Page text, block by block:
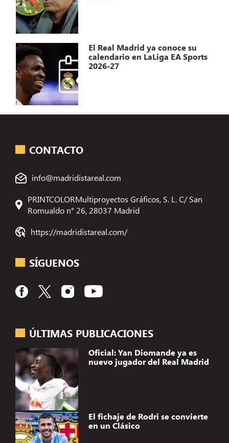
El Real Madrid ya conoce su
calendario en LaLiga EA Sports
2026-27
ÚLTIMAS PUBLICACIONES
Oficial: Yan Diomande ya es
nuevo jugador del Real Madrid
El fichaje de Rodri se convierte
en un Clásico
CONTACTO
info@madridistareal.com
PRINTCOLORMultiproyectos Gráficos, S. L. C/ San
Romualdo n° 26, 28037 Madrid
https://madridistareal.com/
SÍGUENOS